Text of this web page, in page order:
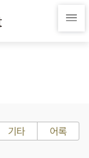
기타 어록